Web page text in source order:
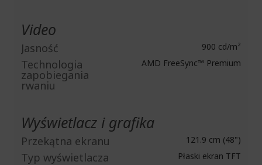
Video
Jasność 900 cd/m²
Technologia
zapobiegania
rwaniu
AMD FreeSync™ Premium
Wyświetlacz i grafika
Przekątna ekranu 121.9 cm (48")
Typ wyświetlacza Płaski ekran TFT